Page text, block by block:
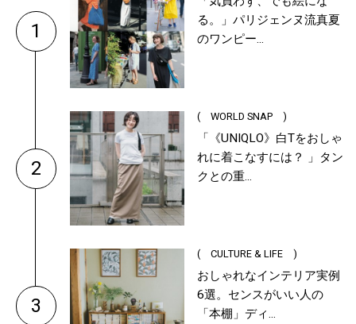
1
る。」パリジェンヌ流真夏
のワンピー...
2
( WORLD SNAP )
「《UNIQLO》白Tをおしゃ
れに着こなすには？ 」タン
クとの重...
3
( CULTURE & LIFE )
おしゃれなインテリア実例
6選。センスがいい人の
「本棚」ディ...